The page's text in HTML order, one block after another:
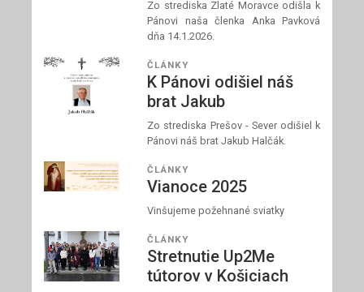
Zo strediska Zlaté Moravce odišla k
Pánovi naša členka Anka Pavková
dňa 14.1.2026.
ČLÁNKY
K Pánovi odišiel náš
brat Jakub
Zo strediska Prešov - Sever odišiel k
Pánovi náš brat Jakub Halčák.
ČLÁNKY
Vianoce 2025
Vinšujeme požehnané sviatky
ČLÁNKY
Stretnutie Up2Me
tútorov v Košiciach